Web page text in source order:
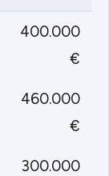
400.000
€
460.000
€
300.000